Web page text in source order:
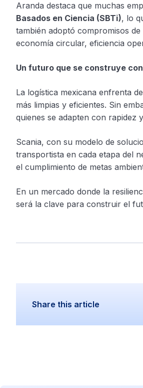
Aranda destaca que muchas
Basados en Ciencia (SBTi), lo
también adoptó compromisos
economía circular, eficiencia
Un futuro que se construye
La logística mexicana enfrenta
más limpias y eficientes. Sin
quienes se adapten con rapidez
Scania, con su modelo de
transportista en cada etapa del
el cumplimiento de metas
En un mercado donde la
será la clave para construir el
Share this article